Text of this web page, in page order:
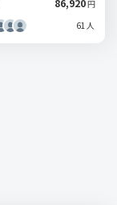
86,920円
61人